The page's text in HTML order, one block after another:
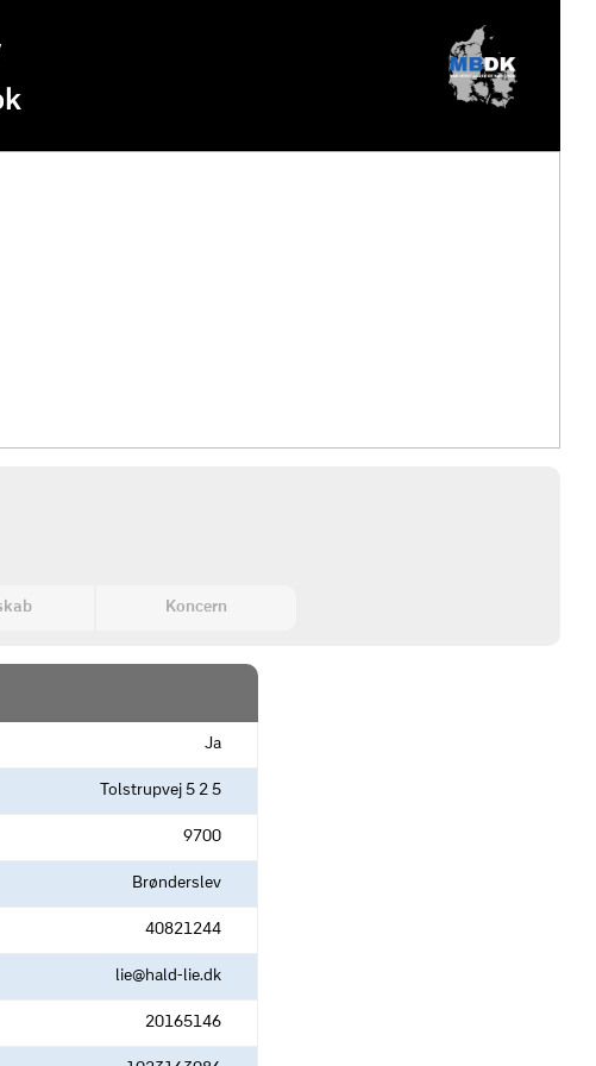
Koncern
Ja
Tolstrupvej 5 2 5
9700
Brønderslev
40821244
lie@hald-lie.dk
20165146